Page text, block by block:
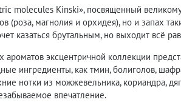
molecules Kinski», посвященный
(роза, магнолия и орхидея), но и запах
казаться брутальным, но выходит всё
ароматов эксцентричной коллекции
ингредиенты, как тмин, болиголов,
нотки из можжевельника, кориандра,
впечатление.